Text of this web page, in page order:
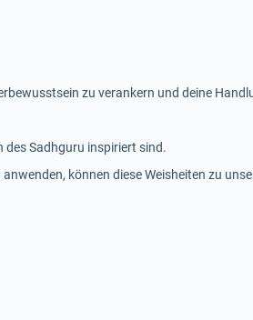
zu verankern und deine
des Sadhguru inspiriert sind.
können diese Weisheiten zu